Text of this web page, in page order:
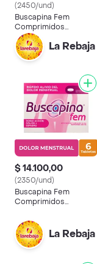
(2450/und)
Buscapina Fem
Comprimidos
Recubiertos
La Rebaja
$ 14.100,00
(2350/und)
Buscapina Fem
Comprimidos
La Rebaja